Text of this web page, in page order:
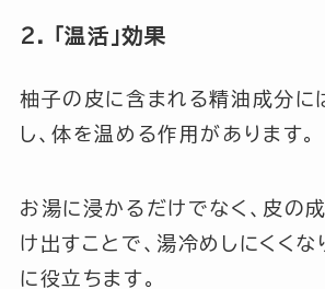
2. 「温活」効果
柚子の皮に含まれる精油成分に
し、体を温める作用があります。
お湯に浸かるだけでなく、皮の
け出すことで、湯冷めしにくくな
に役立ちます。